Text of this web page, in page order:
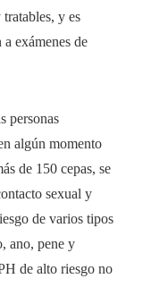
y es
exámenes de
personas
algún momento
de 150 cepas, se
sexual y
de varios tipos
ano, pene y
de alto riesgo no